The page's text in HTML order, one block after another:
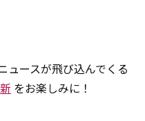
ュースが飛び込んでくる
をお楽しみに！